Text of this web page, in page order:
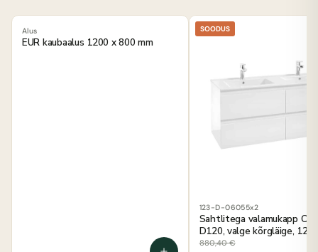
Alus
EUR kaubaalus 1200 x 800 mm
SOODUS
123-D-06055x2
Sahtlitega valamukapp
D120, valge kõrgläige, 120
seinale kinnitatav
880,40€